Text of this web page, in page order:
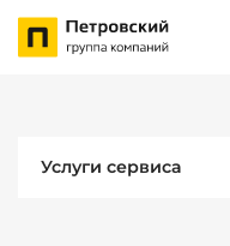
Услуги сервиса